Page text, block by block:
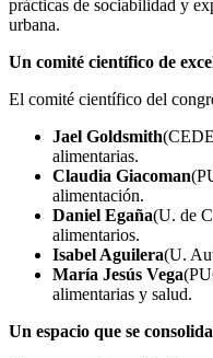
prácticas de sociabilidad y
urbana.
Un comité científico de
El comité científico del
Jael Goldsmith
alimentarias.
Claudia Giacoman
alimentación.
Daniel Egaña(U. de
alimentarios.
Isabel Aguilera(U.
María Jesús Vega
alimentarias y salud.
Un espacio que se consolida